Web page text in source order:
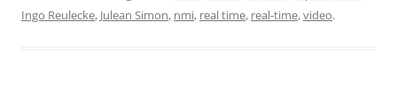
Ingo Reulecke, Julean Simon, nmi, real time, real-time,video.